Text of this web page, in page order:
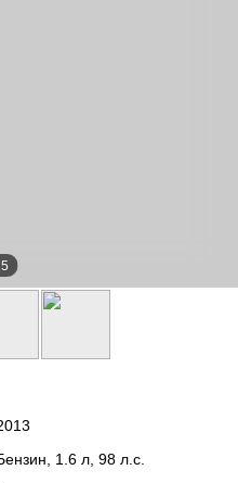
5
2013
Бензин, 1.6 л, 98 л.с.